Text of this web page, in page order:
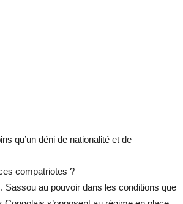
qu’un déni de nationalité et de
compatriotes ?
Sassou au pouvoir dans les conditions que